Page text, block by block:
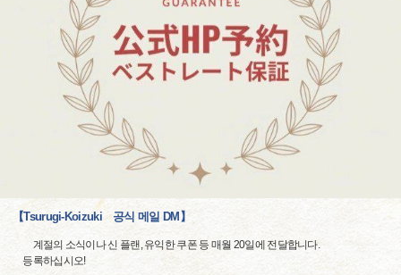
【Tsurugi-Koizuki 공식 메일 DM】
계절의 소식이나 신 플랜, 유익한 쿠폰 등 매월 20일에 전달합니다.
등록하십시오!